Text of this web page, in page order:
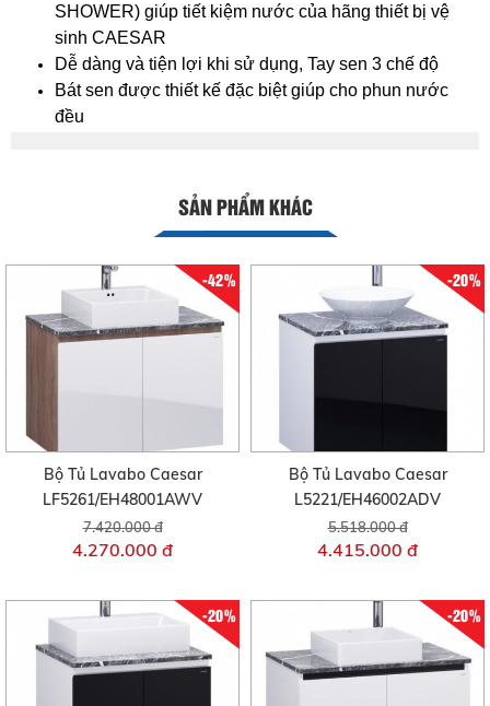
SHOWER) giúp tiết kiệm nước của hãng thiết bị vệ
sinh CAESAR
Dễ dàng và tiện lợi khi sử dụng, Tay sen 3 chế độ
Bát sen được thiết kế đặc biệt giúp cho phun nước
đều
SẢN PHẨM KHÁC
-42%
Bộ Tủ Lavabo Caesar
LF5261/EH48001AWV
7.420.000 đ
4.270.000 đ
-20%
Bộ Tủ Lavabo Caesar
L5221/EH46002ADV
5.518.000 đ
4.415.000 đ
-20% -20%